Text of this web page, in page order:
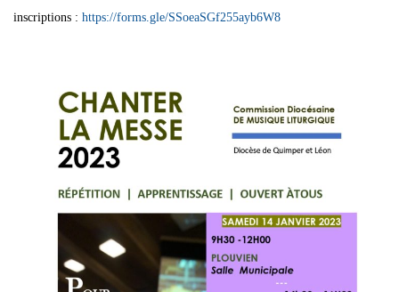
inscriptions : https://forms.gle/SSoeaSGf255ayb6W8